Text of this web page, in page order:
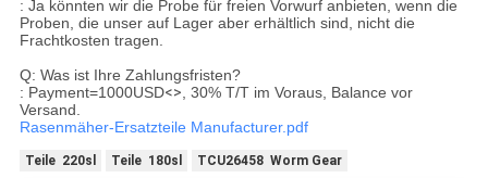
: Ja könnten wir die Probe für freien Vorwurf anbieten, wenn die
Proben, die unser auf Lager aber erhältlich sind, nicht die
Frachtkosten tragen.
Q: Was ist Ihre Zahlungsfristen?
: Payment=1000USD<>, 30% T/T im Voraus, Balance vor
Versand.
Rasenmäher-Ersatzteile Manufacturer.pdf
Teile 220sl Teile 180sl TCU26458 Worm Gear